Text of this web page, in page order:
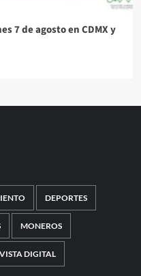
7 de agosto en CDMX y
DEPORTES
MONEROS
DIGITAL